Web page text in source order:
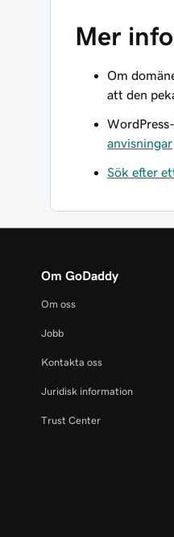
Mer
Om
att den
anvisningar
Sök efter
Om GoDaddy
Om oss
Jobb
Kontakta oss
Juridisk information
Trust Center